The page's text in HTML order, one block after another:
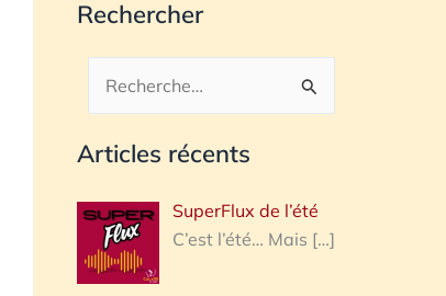
Rechercher
Rechercher :
Articles récents
SuperFlux de l’été
C’est l’été… Mais […]